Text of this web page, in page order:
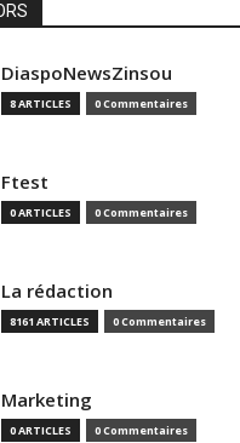
DiaspoNewsZinsou
8 ARTICLES 0 Commentaires
Ftest
0 ARTICLES 0 Commentaires
La rédaction
8161 ARTICLES 0 Commentaires
Marketing
0 ARTICLES 0 Commentaires